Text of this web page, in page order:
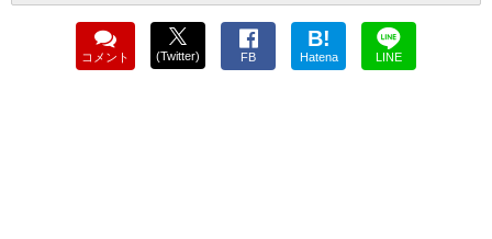
コメント (Twitter) FB
B!
Hatena LINE